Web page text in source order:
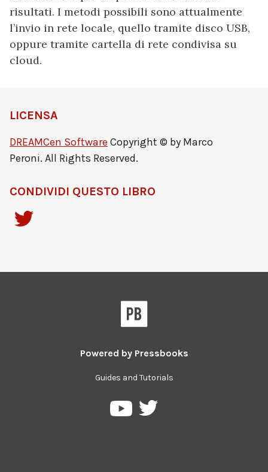
risultati. I metodi possibili sono attualmente
l’invio in rete locale, quello tramite disco USB,
oppure tramite cartella di rete condivisa su
cloud.
LICENSA
DREAMCen Software Copyright © by Marco
Peroni. All Rights Reserved.
CONDIVIDI QUESTO LIBRO
Powered by Pressbooks
Guides and Tutorials
PressbooksPressbooks